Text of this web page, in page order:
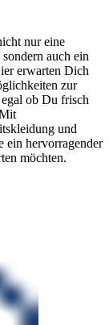
nur eine
auch ein
erwarten Dich
zur
ob Du frisch
und
ein hervorragender
möchten.